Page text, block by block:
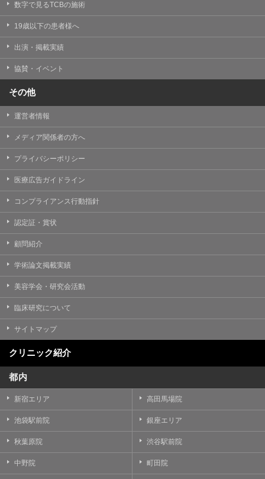
数字で見るTCBの施術
19歳以下の患者様へ
出演・掲載実績
協賛・イベント
その他
運営者情報
メディア関係者の方へ
プライバシーポリシー
医療広告ガイドライン
コンプライアンス行動指針
認定証・賞状
顧問紹介
学術論文掲載実績
美容学会・研究会活動
臨床研究について
サイトマップ
クリニック紹介
都内
新宿エリア 高田馬場院
池袋駅前院 銀座エリア
秋葉原院 渋谷駅前院
中野院 町田院